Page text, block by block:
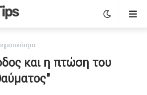
και η πτώση του